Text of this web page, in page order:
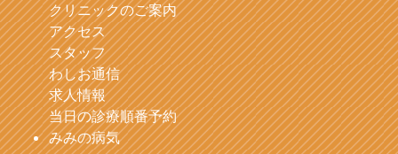
クリニックのご案内
アクセス
スタッフ
わしお通信
求人情報
当日の診療順番予約
みみの病気